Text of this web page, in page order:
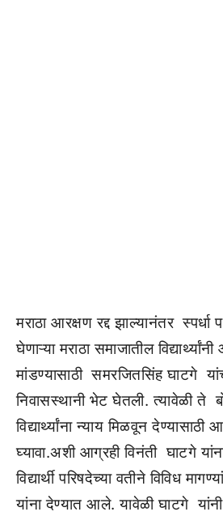
मराठा आरक्षण रद्द झाल्यानंतर स्पर्धा
घेणाऱ्या मराठा समाजातील
मांडण्यासाठी समरजितसिंह घाटगे
निवासस्थानी भेट घेतली. त्यावेळी ते
विद्यार्थ्यांना न्याय मिळवून देण्यासाठी
घ्यावा.अशी आग्रही विनंती घाटगे
विद्यार्थी परिषदेच्या वतीने विविध
यांना देण्यात आले. यावेळी घाटगे यांनी